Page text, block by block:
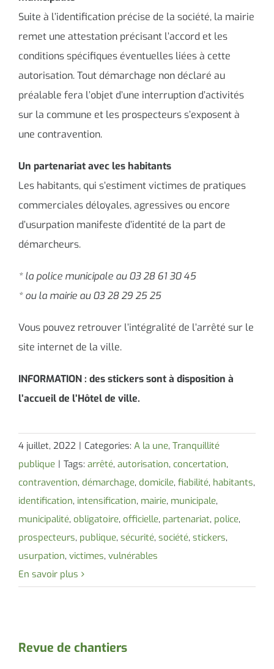
Suite à l’identification précise de la société, la mairie
remet une attestation précisant l’accord et les
conditions spécifiques éventuelles liées à cette
autorisation. Tout démarchage non déclaré au
préalable fera l’objet d’une interruption d’activités
sur la commune et les prospecteurs s’exposent à
une contravention.
Un partenariat avec les habitants
Les habitants, qui s’estiment victimes de pratiques
commerciales déloyales, agressives ou encore
d’usurpation manifeste d’identité de la part de
démarcheurs.
* la police municipale au 03 28 61 30 45
* ou la mairie au 03 28 29 25 25
Vous pouvez retrouver l’intégralité de l’arrêté sur le
site internet de la ville.
INFORMATION : des stickers sont à disposition à
l’accueil de l’Hôtel de ville.
4 juillet, 2022 | Categories: A la une, Tranquillité
publique | Tags: arrêté, autorisation, concertation,
contravention, démarchage, domicile, fiabilité, habitants,
identification, intensification, mairie, municipale,
municipalité, obligatoire, officielle, partenariat, police,
prospecteurs, publique, sécurité, société, stickers,
usurpation, victimes, vulnérables
En savoir plus
Revue de chantiers